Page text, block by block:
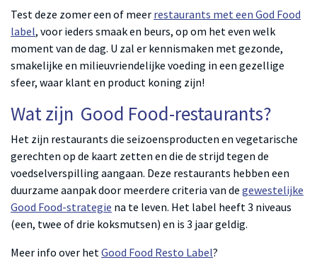
Test deze zomer een of meer restaurants met een God Food
label, voor ieders smaak en beurs, op om het even welk
moment van de dag. U zal er kennismaken met gezonde,
smakelijke en milieuvriendelijke voeding in een gezellige
sfeer, waar klant en product koning zijn!
Wat zijn Good Food-restaurants?
Het zijn restaurants die seizoensproducten en vegetarische
gerechten op de kaart zetten en die de strijd tegen de
voedselverspilling aangaan. Deze restaurants hebben een
duurzame aanpak door meerdere criteria van de gewestelijke
Good Food-strategie na te leven. Het label heeft 3 niveaus
(een, twee of drie koksmutsen) en is 3 jaar geldig.
Meer info over hetGood Food Resto Label?